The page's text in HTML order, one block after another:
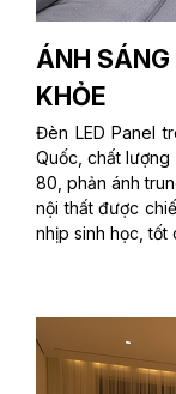
ÁNH SÁNG
KHỎE
Đèn LED Panel
Quốc, chất lượng
80, phản ánh
nội thất được
nhịp sinh học,